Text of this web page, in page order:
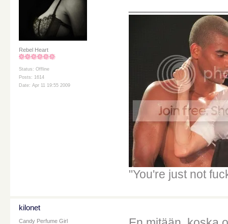
Rebel Heart
Status: Offline
Posts: 1614
Date: Apr 11 19:55 2009
"You're just not
kilonet
Candy Perfume Girl